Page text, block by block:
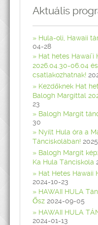
Aktuális
Hula-oli, Hawaii
04-28
Hat hetes
2026.04.30-06.04
csatlakozhatnak!
Kezdőknek Hat
Balogh Margittal
23
Balogh Margit
30
Nyílt Hula óra a
Tánciskolában!
Balogh Margit
Ka Hula Tánciskola
Hat Hetes Hawaii
2024-10-23
HAWAII HULA
Ősz 2024-09-05
HAWAII HULA
2024-01-13